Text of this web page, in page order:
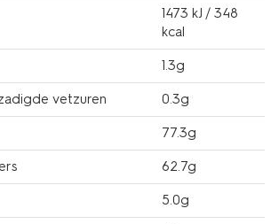
1473 kJ / 348
kcal
1.3g
vetzuren 0.3g
77.3g
62.7g
5.0g